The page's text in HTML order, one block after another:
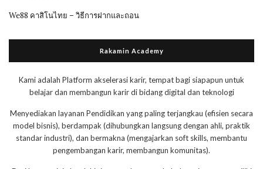
We88 คาสิโนไทย – วิธีการฝากและถอน
Rakamin Academy
Kami adalah Platform akselerasi karir, tempat bagi siapapun untuk
belajar dan membangun karir di bidang digital dan teknologi
Menyediakan layanan Pendidikan yang paling terjangkau (efisien secara
model bisnis), berdampak (dihubungkan langsung dengan ahli, praktik
standar industri), dan bermakna (mengajarkan soft skills, membantu
pengembangan karir, membangun komunitas).